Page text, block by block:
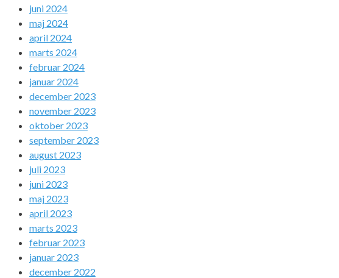
juni 2024
maj 2024
april 2024
marts 2024
februar 2024
januar 2024
december 2023
november 2023
oktober 2023
september 2023
august 2023
juli 2023
juni 2023
maj 2023
april 2023
marts 2023
februar 2023
januar 2023
december 2022